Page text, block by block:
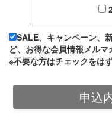
SALE、キャンペーン、
ど、お得な会員情報メルマ
※不要な方はチェックをは